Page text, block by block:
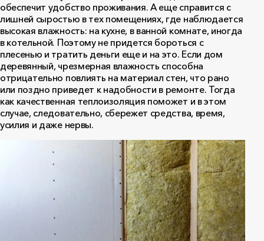
обеспечит удобство проживания. А еще справится с
лишней сыростью в тех помещениях, где наблюдается
высокая влажность: на кухне, в ванной комнате, иногда
в котельной. Поэтому не придется бороться с
плесенью и тратить деньги еще и на это. Если дом
деревянный, чрезмерная влажность способна
отрицательно повлиять на материал стен, что рано
или поздно приведет к надобности в ремонте. Тогда
как качественная теплоизоляция поможет и в этом
случае, следовательно, сбережет средства, время,
усилия и даже нервы.